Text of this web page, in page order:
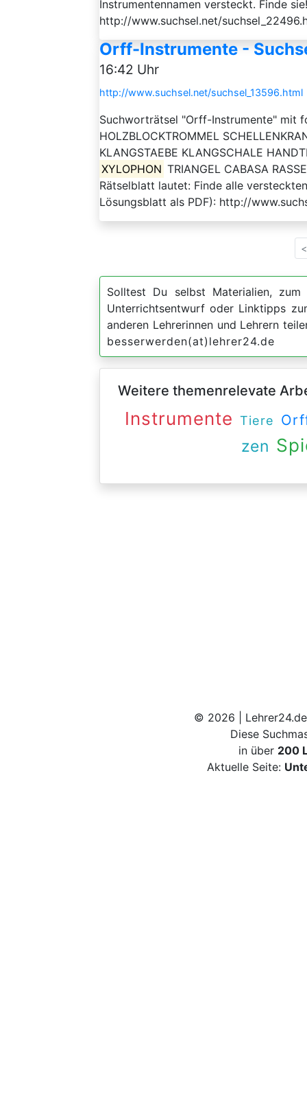
Instrumentennamen versteckt. Finde
http://www.suchsel.net/
Orff-Instrumente -
16:42 Uhr
http://www.suchsel.net/suchsel_13596.html
Suchworträtsel "Orff-Instrumente" mit
HOLZBLOCKTROMMEL
KLANGSTAEBE KLANGSCHALE
XYLOPHON TRIANGEL CABASA
Rätselblatt lautet: Finde alle
Lösungsblatt als PDF): http://
Solltest Du selbst Materialien,
Unterrichtsentwurf oder Linktipps
anderen Lehrerinnen und Lehrern
besserwerden(at)lehrer24.de
Weitere themenrelevate
Instrumente Tiere
zen
© 2026 |
Diese
in über 200
Aktuelle Seite: